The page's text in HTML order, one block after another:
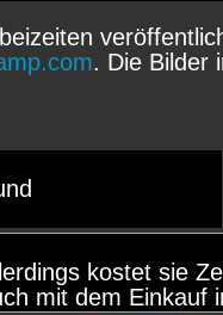
. Die Bilder
kostet sie
mit dem Einkauf